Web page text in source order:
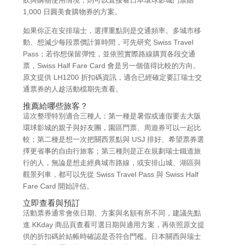
1,000 日圓美食購物券的方案。
如果你正在安排瑞士，選擇重點則是交通頻率。多城市移
動、想減少每段票價計算時間，可先研究 Swiss Travel
Pass；若你想保留彈性，並依照實際路線購買各段交通
票，Swiss Half Fare Card 會是另一個值得比較的方向。
原文提供 LH1200 折扣碼資訊，適合已經確定要訂瑞士交
通票券的人趁活動檔期先查看。
推薦給哪些旅客？
這次整理特別適合三種人：第一種是暑假或連假要去大阪
環球影城的親子與好友團，園區門票、周遊券可以一起比
較；第二種是想一次把關西景點與 USJ 排好、希望票券選
擇更省事的自由行旅客；第三種則是正在規劃瑞士鐵道旅
行的人，無論是想走經典城市路線，或安排山城、湖區與
觀景列車，都可以先從 Swiss Travel Pass 與 Swiss Half
Fare Card 開始評估。
立即查看與預訂
活動票券通常會依日期、方案與名額有所不同，建議先點
進 KKday 商品頁查看可選日期與適用方案，再依照原文提
供的折扣碼於結帳時確認是否符合門檻。日本關西與瑞士